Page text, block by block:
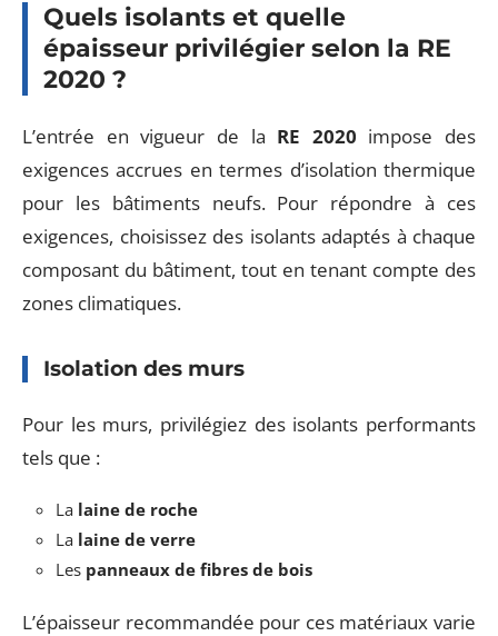
Quels isolants et quelle
épaisseur privilégier selon la RE
2020 ?
L’entrée en vigueur de la RE 2020 impose des
exigences accrues en termes d’isolation thermique
pour les bâtiments neufs. Pour répondre à ces
exigences, choisissez des isolants adaptés à chaque
composant du bâtiment, tout en tenant compte des
zones climatiques.
Isolation des murs
Pour les murs, privilégiez des isolants performants
tels que :
La laine de roche
La laine de verre
Les panneaux de fibres de bois
L’épaisseur recommandée pour ces matériaux varie